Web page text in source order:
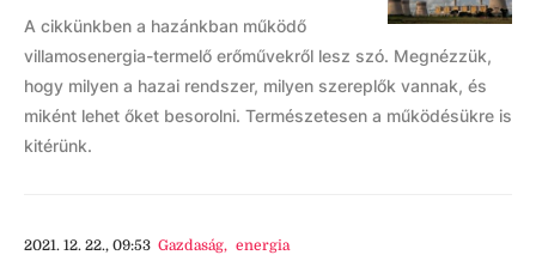
A cikkünkben a hazánkban működő
villamosenergia-termelő erőművekről lesz szó. Megnézzük,
hogy milyen a hazai rendszer, milyen szereplők vannak, és
miként lehet őket besorolni. Természetesen a működésükre is
kitérünk.
2021. 12. 22., 09:53 Gazdaság, energia